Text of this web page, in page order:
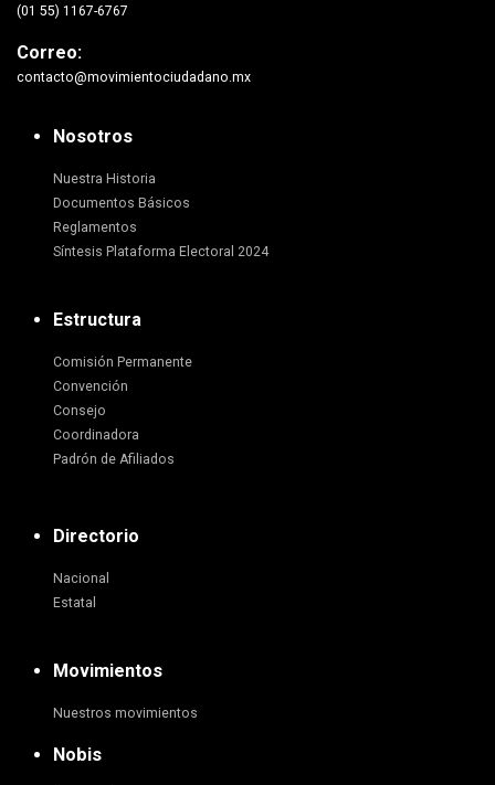
(01 55) 1167-6767
Correo:
contacto@movimientociudadano.mx
Nosotros
Nuestra Historia
Documentos Básicos
Reglamentos
Síntesis Plataforma Electoral 2024
Estructura
Comisión Permanente
Convención
Consejo
Coordinadora
Padrón de Afiliados
Directorio
Nacional
Estatal
Movimientos
Nuestros movimientos
Nobis